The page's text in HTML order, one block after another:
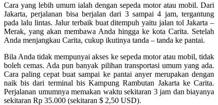
Cara yang lebih umum ialah dengan sepeda motor atau mobil. Dari
Jakarta, perjalanan bisa berjalan dari 3 sampai 4 jam, tergantung
pada lalu lintas. Jalur terbaik buat ditempuh yaitu jalan tol Jakarta –
Merak, yang akan membawa Anda hingga ke kota Carita. Setelah
Anda menjangkau Carita, cukup ikutinya tanda – tanda ke pantai.
Bila Anda tidak mempunyai akses ke sepeda motor atau mobil, tidak
boleh cemas. Ada pun banyak pilihan transportasi umum yang ada.
Cara paling cepat buat sampai ke pantai anyer merupakan dengan
naik bis dari terminal bis Kampung Rambutan Jakarta ke Carita.
Perjalanan umumnya memakan waktu sekitaran 3 jam dan biayanya
sekitaran Rp 35.000 (sekitaran $ 2,50 USD).